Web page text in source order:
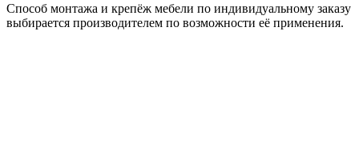
Способ монтажа и крепёж мебели по индивидуальному заказу
выбирается производителем по возможности её применения.